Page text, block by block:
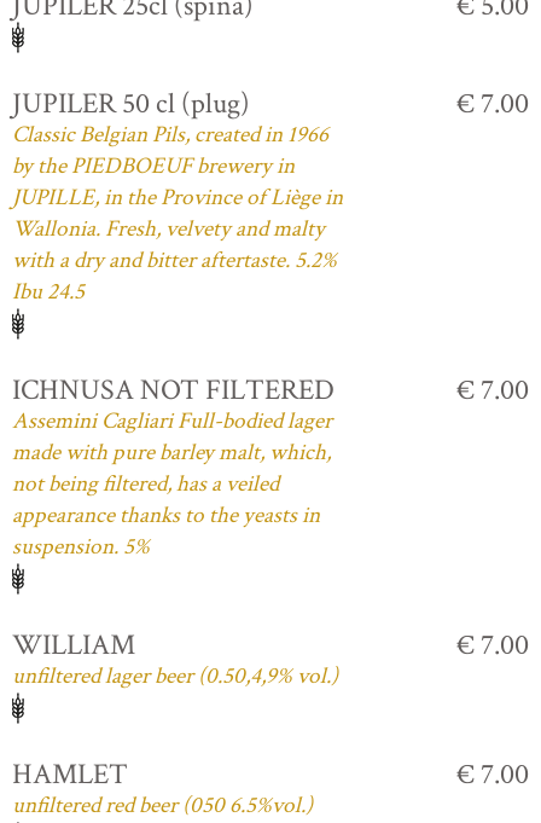
JUPILER 50 cl (plug)
Classic Belgian Pils, created in 1966
by the PIEDBOEUF brewery in
JUPILLE, in the Province of Liège in
Wallonia. Fresh, velvety and malty
with a dry and bitter aftertaste. 5.2%
Ibu 24.5
€ 7.00
ICHNUSA NOT FILTERED
Assemini Cagliari Full-bodied lager
made with pure barley malt, which,
not being filtered, has a veiled
appearance thanks to the yeasts in
suspension. 5%
€ 7.00
WILLIAM
unfiltered lager beer (0.50,4,9% vol.)
€ 7.00
HAMLET
unfiltered red beer (050 6.5%vol.)
€ 7.00